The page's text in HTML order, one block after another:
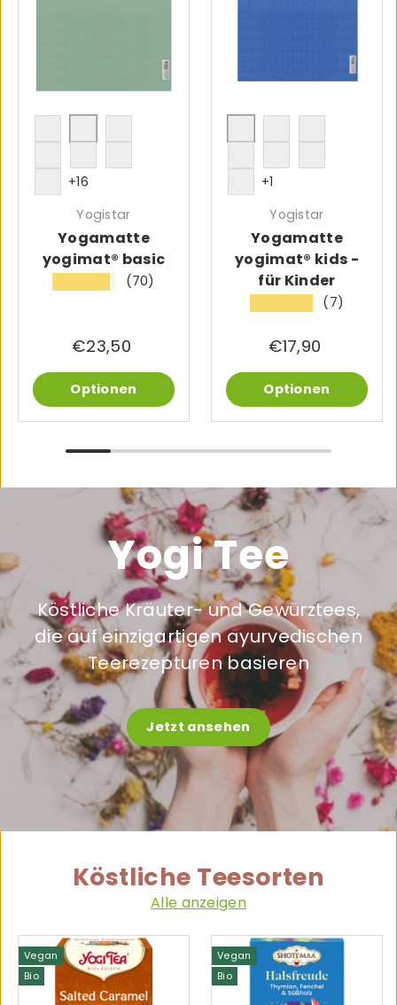
fire-red
cocos
arcticpink aubergine
petrol
+16
Yogistar
Yogamatte
yogimat® basic
(70)
€23,50
Optionen
blue
velvet rose
mandarine
pink
+1
Yogistar
Yogamatte
yogimat® kids -
für Kinder
(7)
€17,90
Optionen
Yogi Tee
Köstliche Kräuter- und Gewürztees,
die auf einzigartigen ayurvedischen
Teerezepturen basieren
Jetzt ansehen
Köstliche Teesorten
Alle anzeigen
Vegan
Bio
Vegan
Bio